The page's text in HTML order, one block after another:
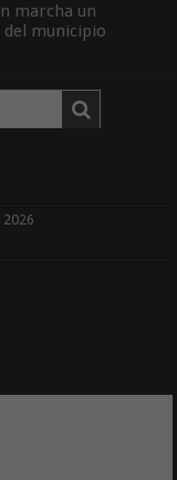
marcha un
del municipio